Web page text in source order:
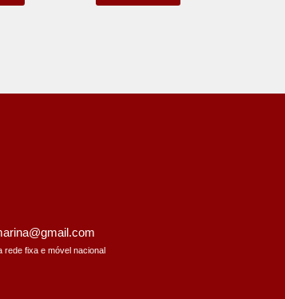
rede fixa e móvel nacional